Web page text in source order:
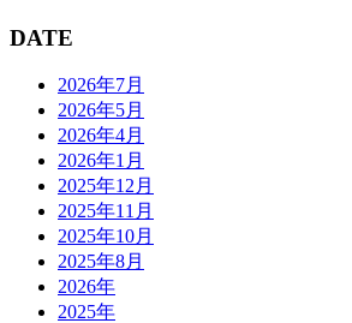
DATE
2026年7月
2026年5月
2026年4月
2026年1月
2025年12月
2025年11月
2025年10月
2025年8月
2026年
2025年